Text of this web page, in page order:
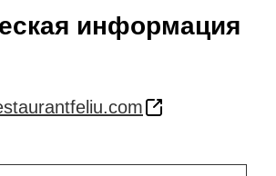
информация